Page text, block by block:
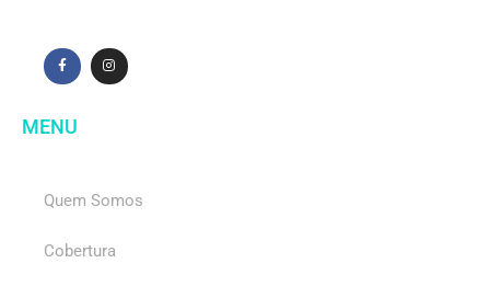
MENU
Quem Somos
Cobertura